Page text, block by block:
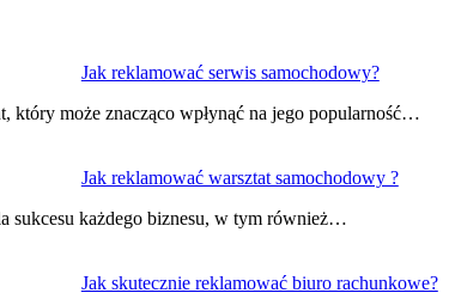
Jak reklamować serwis samochodowy?
który może znacząco wpłynąć na jego popularność…
Jak reklamować warsztat samochodowy ?
sukcesu każdego biznesu, w tym również…
Jak skutecznie reklamować biuro rachunkowe?